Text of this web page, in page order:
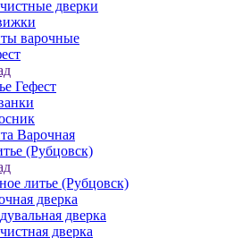
дверки
варочные
Гефест
Варочная
(Рубцовск)
литье (Рубцовск)
дверка
дверка
дверка